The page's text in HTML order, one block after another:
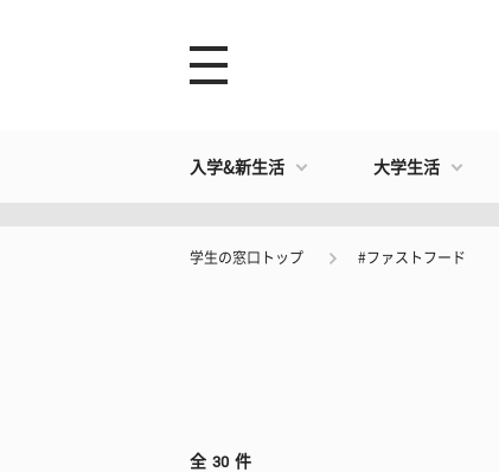
入学&新生活 大学生活
学生の窓口トップ #ファストフード
全 30 件